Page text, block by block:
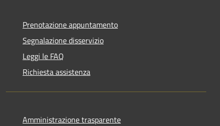
Prenotazione appuntamento
Segnalazione disservizio
Leggi le FAQ
Richiesta assistenza
Amministrazione trasparente